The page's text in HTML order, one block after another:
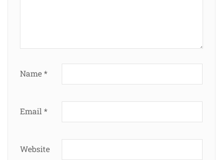
Name*
Email *
Website